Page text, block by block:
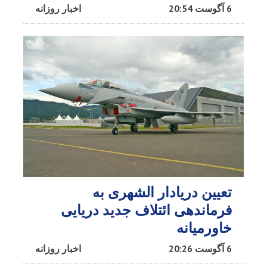
اخبار روزانه 6 آگوست 20:54
تعیین دریادار الشهری به
فرماندهی ائتلاف جدید دریایی
خاورمیانه
اخبار روزانه 6 آگوست 20:26